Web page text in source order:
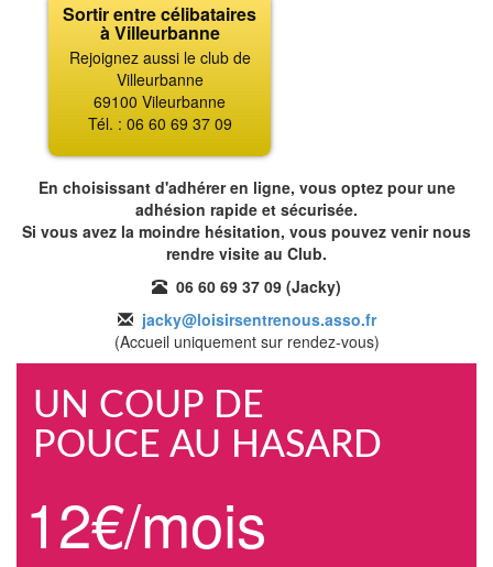
Sortir entre célibataires
à Villeurbanne
Rejoignez aussi le club de
Villeurbanne
69100 Vileurbanne
Tél. : 06 60 69 37 09
En choisissant d'adhérer en ligne, vous optez pour une
adhésion rapide et sécurisée.
Si vous avez la moindre hésitation, vous pouvez venir nous
rendre visite au Club.
06 60 69 37 09 (Jacky)
jacky@loisirsentrenous.asso.fr
(Accueil uniquement sur rendez-vous)
UN COUP DE
POUCE AU HASARD
12€/mois